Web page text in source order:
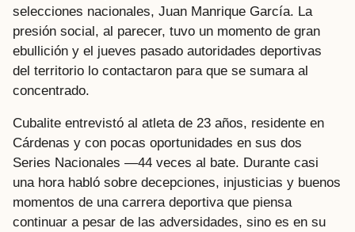
selecciones nacionales, Juan Manrique García. La
presión social, al parecer, tuvo un momento de gran
ebullición y el jueves pasado autoridades deportivas
del territorio lo contactaron para que se sumara al
concentrado.
Cubalite entrevistó al atleta de 23 años, residente en
Cárdenas y con pocas oportunidades en sus dos
Series Nacionales —44 veces al bate. Durante casi
una hora habló sobre decepciones, injusticias y buenos
momentos de una carrera deportiva que piensa
continuar a pesar de las adversidades, sino es en su